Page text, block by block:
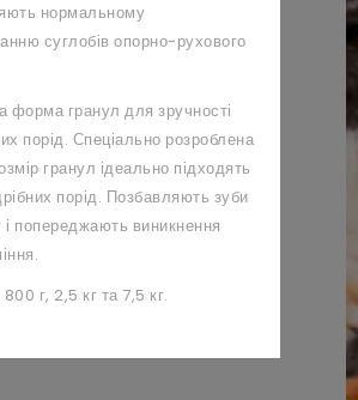
нормальному
суглобів опорно-рухового
форма гранул для зручності
порід. Спеціально розроблена
гранул ідеально підходять
порід. Позбавляють зуби
і попереджають виникнення
г, 2,5 кг та 7,5 кг.